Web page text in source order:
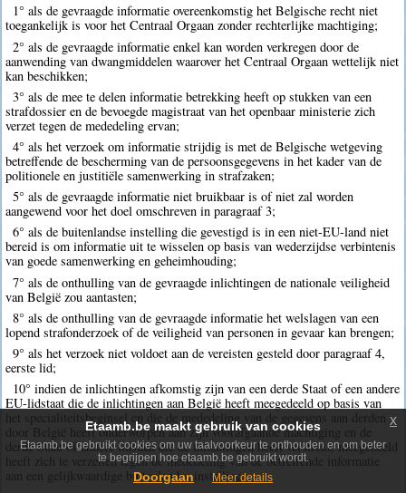
1° als de gevraagde informatie overeenkomstig het Belgische recht niet
toegankelijk is voor het Centraal Orgaan zonder rechterlijke machtiging;
2° als de gevraagde informatie enkel kan worden verkregen door de
aanwending van dwangmiddelen waarover het Centraal Orgaan wettelijk niet
kan beschikken;
3° als de mee te delen informatie betrekking heeft op stukken van een
strafdossier en de bevoegde magistraat van het openbaar ministerie zich
verzet tegen de mededeling ervan;
4° als het verzoek om informatie strijdig is met de Belgische wetgeving
betreffende de bescherming van de persoonsgegevens in het kader van de
politionele en justitiële samenwerking in strafzaken;
5° als de gevraagde informatie niet bruikbaar is of niet zal worden
aangewend voor het doel omschreven in paragraaf 3;
6° als de buitenlandse instelling die gevestigd is in een niet-EU-land niet
bereid is om informatie uit te wisselen op basis van wederzijdse verbintenis
van goede samenwerking en geheimhouding;
7° als de onthulling van de gevraagde inlichtingen de nationale veiligheid
van België zou aantasten;
8° als de onthulling van de gevraagde informatie het welslagen van een
lopend strafonderzoek of de veiligheid van personen in gevaar kan brengen;
9° als het verzoek niet voldoet aan de vereisten gesteld door paragraaf 4,
eerste lid;
10° indien de inlichtingen afkomstig zijn van een derde Staat of een andere
EU-lidstaat die de inlichtingen aan België heeft meegedeeld op basis van
het specialiteitsbeginsel en die de mededeling van de gegevens aan derden
door België heeft onderworpen aan zijn voorafgaande machtiging en de
derde Staat of andere lidstaat die de inlichtingen heeft verstrekt, meegedeeld
heeft zich te verzetten tegen de mededeling van de betreffende informatie
aan een gelijkwaardige buitenlandse instelling.
Etaamb.be maakt gebruik van cookies
Etaamb.be gebruikt cookies om uw taalvoorkeur te onthouden en om beter
te begrijpen hoe etaamb.be gebruikt wordt.
Doorgaan Meer details
x